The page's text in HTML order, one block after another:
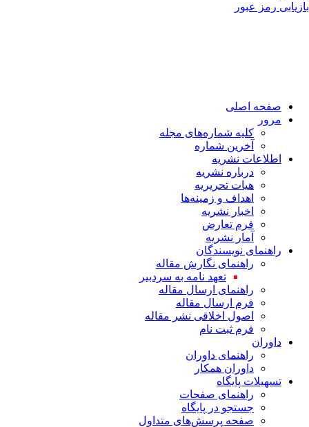
رمز عبور
صفحه اصلی
مرور
کلیه شماره‌های مجله
آخرین شماره
اطلاعات نشریه
درباره نشریه
هیات تحریریه
اهداف و زمینه‌ها
اخبار نشریه
فرم تعارض
آمار نشریه
راهنمای نویسندگان
راهنمای نگارش مقاله
تعهد نامه به سردبیر
راهنمای ارسال مقاله
فرم ارسال مقاله
اصول اخلاقی نشر مقاله
فرم ثبت نام
داوران
راهنمای داوران
داوران همکار
تسهیلات پایگاه
راهنمای صفحات
جستجو در پایگاه
صفحه پرسش‌های متداول